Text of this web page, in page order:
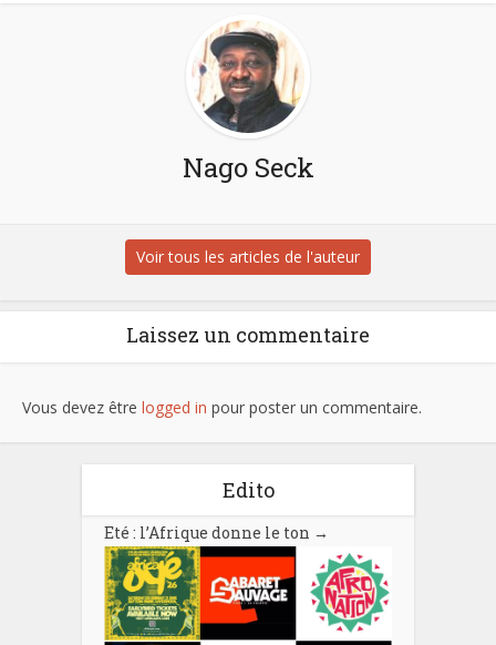
Nago Seck
Voir tous les articles de l'auteur
Laissez un commentaire
Vous devez être logged in pour poster un commentaire.
Edito
Eté : l’Afrique donne le ton →